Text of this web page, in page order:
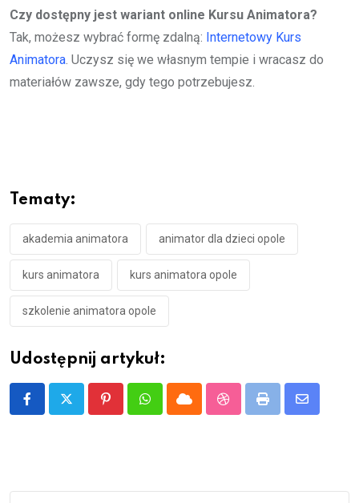
Czy dostępny jest wariant online Kursu Animatora?
Tak, możesz wybrać formę zdalną: Internetowy Kurs
Animatora . Uczysz się we własnym tempie i wracasz do
materiałów zawsze, gdy tego potrzebujesz.
Tematy:
akademia animatora animator dla dzieci opole
kurs animatora kurs animatora opole
szkolenie animatora opole
Udostępnij artykuł:
PinterestWhatsappCloud StumbleUpon
Print
Share